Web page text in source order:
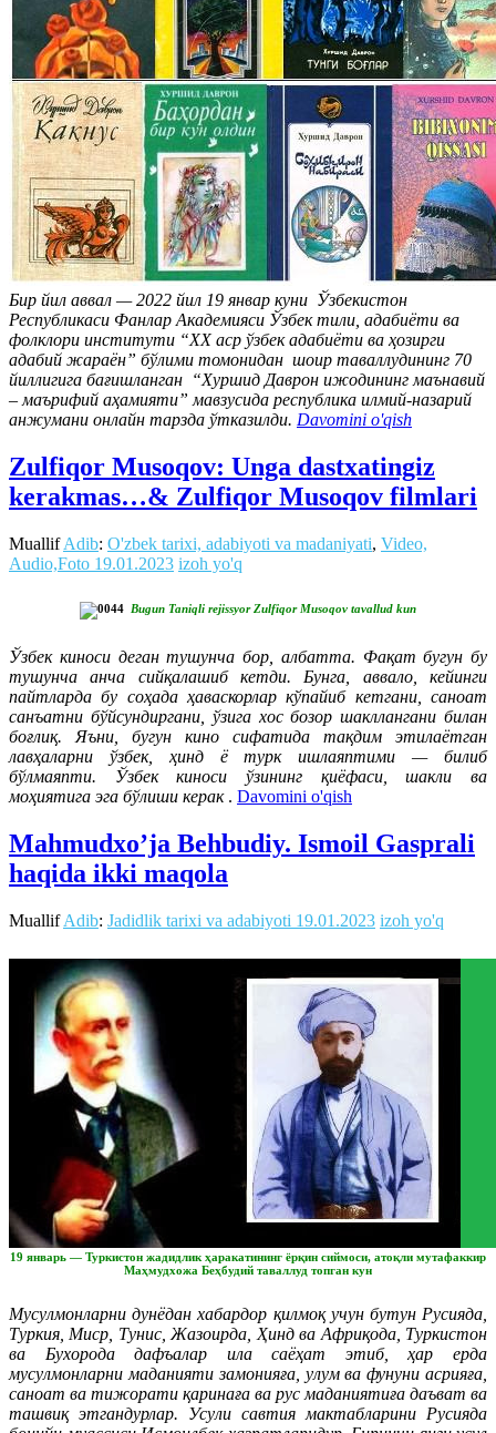
Бир йил аввал — 2022 йил 19 январ куни Ўзбекистон
Республикаси Фанлар Академияси Ўзбек тили, адабиёти ва
фолклори институти “ХХ аср ўзбек адабиёти ва ҳозирги
адабий жараён” бўлими томонидан шоир таваллудининг 70
йиллигига бағишланган “Хуршид Даврон ижодининг маънавий
– маърифий аҳамияти” мавзусида республика илмий-назарий
анжумани онлайн тарзда ўтказилди. Davomini o'qish
Zulfiqor Musoqov: Unga dastxatingiz
kerakmas…& Zulfiqor Musoqov filmlari
MuallifAdib: O'zbek tarixi, adabiyoti va madaniyati, Video,
Audio,Foto 19.01.2023 izoh yo'q
Bugun Taniqli rejissyor Zulfiqor Musoqov tavallud kun
Ўзбек киноси деган тушунча бор, албатта. Фақат бугун бу
тушунча анча сийқалашиб кетди. Бунга, аввало, кейинги
пайтларда бу соҳада ҳаваскорлар кўпайиб кетгани, саноат
санъатни бўйсундиргани, ўзига хос бозор шакллангани билан
боғлиқ. Яъни, бугун кино сифатида тақдим этилаётган
лавҳаларни ўзбек, ҳинд ё турк ишлаяптими — билиб
бўлмаяпти. Ўзбек киноси ўзининг қиёфаси, шакли ва
моҳиятига эга бўлиши керак . Davomini o'qish
Mahmudxo’ja Behbudiy. Ismoil Gasprali
haqida ikki maqola
MuallifAdib: Jadidlik tarixi va adabiyoti 19.01.2023 izoh yo'q
19 январь — Туркистон жадидлик ҳаракатининг ёрқин сиймоси, атоқли мутафаккир
Маҳмудхожа Беҳбудий таваллуд топган кун
Мусулмонларни дунёдан хабардор қилмоқ учун бутун Русияда,
Туркия, Миср, Тунис, Жазоирда, Ҳинд ва Африқода, Туркистон
ва Бухорода дафъалар ила саёҳат этиб, ҳар ерда
мусулмонларни маданияти замонияға, улум ва фунуни асрияға,
саноат ва тижорати қаринаға ва рус маданиятиға даъват ва
ташвиқ этгандурлар. Усули савтия мактабларини Русияда